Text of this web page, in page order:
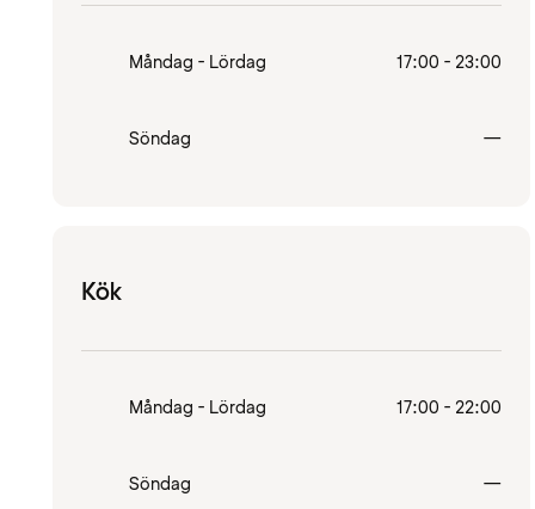
Måndag - Lördag 17:00 - 23:00
Söndag —
Kök
Måndag - Lördag 17:00 - 22:00
Söndag —